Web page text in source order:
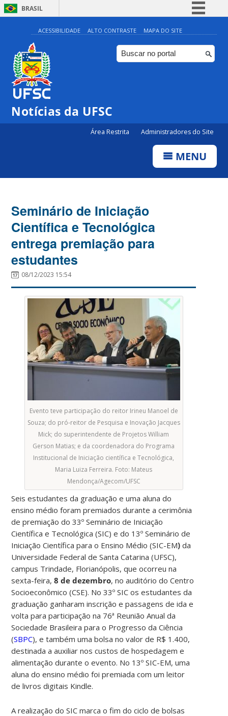
BRASIL
Simplifique!
Comunica BR
Participe
ACESSIBILIDADE ALTO CONTRASTE MAPA DO SITE
Notícias da UFSC
Área Restrita Administradores do Site
MENU
Seminário de Iniciação
Científica e Tecnológica
entrega premiação para
estudantes
08/12/2023 15:54
Evento teve participação do reitor Irineu Manoel de
Souza; do pró-reitor de Pesquisa e Inovação Jacques
Mick; do superintendente de Projetos William
Gerson Matias; e da coordenadora do Programa
Institucional de Iniciação científica e Tecnológica,
Maria Luiza Ferreira. Foto: Mateus
Mendonça/Agecom/UFSC
Seis estudantes da graduação e uma aluna do
ensino médio foram premiados durante a cerimônia
de premiação do 33º Seminário de Iniciação
Científica e Tecnológica (SIC) e do 13º Seminário de
Iniciação Científica para o Ensino Médio (SIC-EM) da
Universidade Federal de Santa Catarina (UFSC),
campus Trindade, Florianópolis, que ocorreu na
sexta-feira,8 de dezembro, no auditório do Centro
Socioeconômico (CSE). No 33º SIC os estudantes da
graduação ganharam inscrição e passagens de ida e
volta para participação na 76ª Reunião Anual da
Sociedade Brasileira para o Progresso da Ciência
(SBPC), e também uma bolsa no valor de R$ 1.400,
destinada a auxiliar nos custos de hospedagem e
alimentação durante o evento. No 13º SIC-EM, uma
aluna do ensino médio foi premiada com um leitor
de livros digitais Kindle.
A realização do SIC marca o fim do ciclo de bolsas